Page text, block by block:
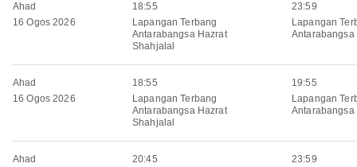
Ahad
16 Ogos 2026
18:55
Lapangan Terbang
Antarabangsa Hazrat
Shahjalal
23:59
Lapangan
Antarabangsa
Ahad
16 Ogos 2026
18:55
Lapangan Terbang
Antarabangsa Hazrat
Shahjalal
19:55
Lapangan
Antarabangsa
Ahad
20:45
23:59